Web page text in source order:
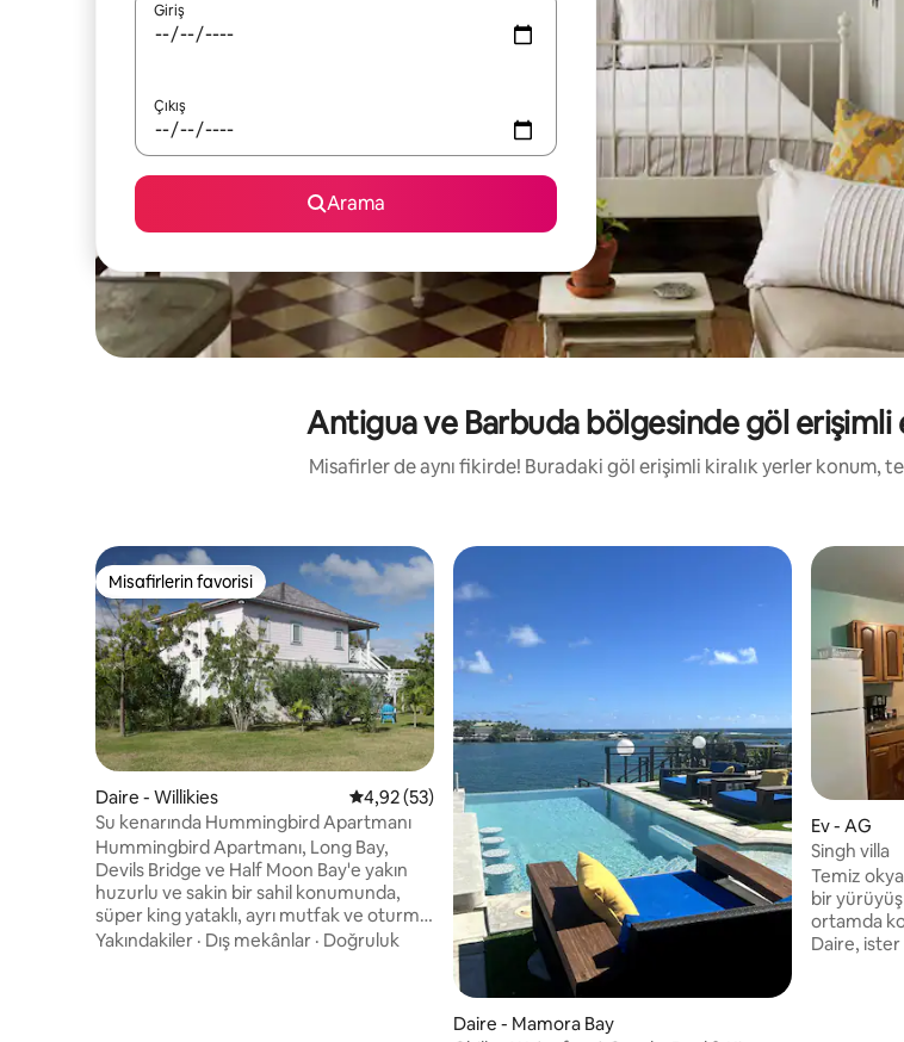
Giriş
Çıkış
Arama
Antigua ve Barbuda bölgesinde göl erişimli
Misafirler de aynı fikirde! Buradaki göl erişimli kiralık yerler konum,
Misafirlerin favorisi
Misafirlerin favorisi
Daire - Willikies 5 üzerinden ortalama 4,92 puan, 53 değerlendirme
4,92 (53)
Su kenarında Hummingbird Apartmanı
Hummingbird Apartmanı, Long Bay,
Devils Bridge ve Half Moon Bay'e yakın
huzurlu ve sakin bir sahil konumunda,
süper king yataklı, ayrı mutfak ve oturma
odalı, geniş bir tek yatak odalı ebeveyn
Yakındakiler · Dış mekânlar · Doğruluk
Daire - Mamora Bay
Ev - AG
Singh villa
Temiz
bir
ortamda
Daire,